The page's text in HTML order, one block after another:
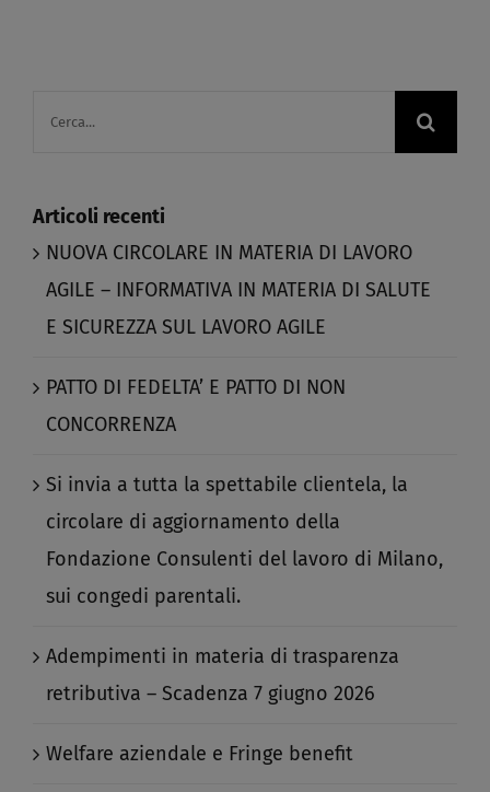
Articoli recenti
NUOVA CIRCOLARE IN MATERIA DI LAVORO
AGILE – INFORMATIVA IN MATERIA DI SALUTE
E SICUREZZA SUL LAVORO AGILE​
PATTO DI FEDELTA’ E PATTO DI NON
CONCORRENZA​
Si invia a tutta la spettabile clientela, la
circolare di aggiornamento della
Fondazione Consulenti del lavoro di Milano,
sui congedi parentali.​
Adempimenti in materia di trasparenza
retributiva – Scadenza 7 giugno 2026​
Welfare aziendale e Fringe benefit​